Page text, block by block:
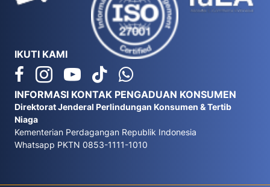
IKUTI KAMI
INFORMASI KONTAK PENGADUAN KONSUMEN
Direktorat Jenderal Perlindungan Konsumen & Tertib
Niaga
Kementerian Perdagangan Republik Indonesia
Whatsapp PKTN 0853-1111-1010